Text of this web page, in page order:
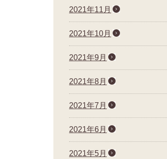
2021年11月
2021年10月
2021年9月
2021年8月
2021年7月
2021年6月
2021年5月